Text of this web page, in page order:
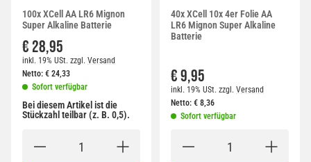
100x XCell AA LR6 Mignon
Super Alkaline Batterie
€ 28,95
inkl. 19% USt. zzgl. Versand
Netto: € 24,33
Sofort verfügbar
Bei diesem Artikel ist die
Stückzahl teilbar (z. B. 0,5).
40x XCell 10x 4er Folie AA
LR6 Mignon Super Alkaline
Batterie
€ 9,95
inkl. 19% USt. zzgl. Versand
Netto: € 8,36
Sofort verfügbar